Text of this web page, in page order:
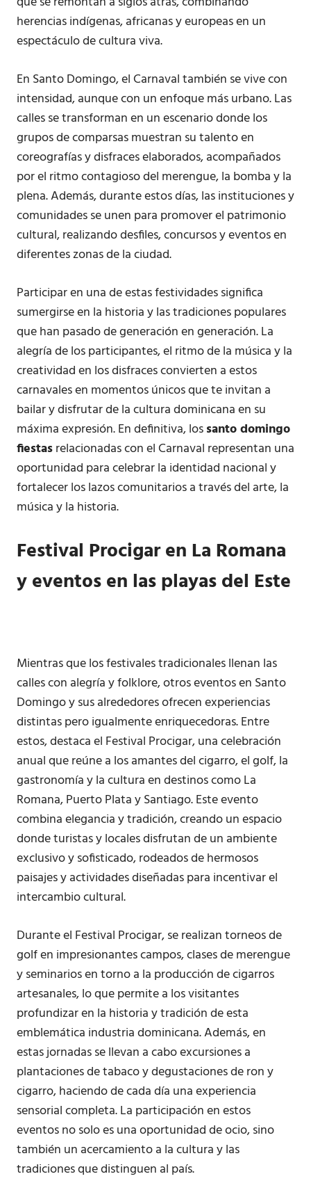
herencias indígenas, africanas y europeas en un
espectáculo de cultura viva.
En Santo Domingo, el Carnaval también se vive con
intensidad, aunque con un enfoque más urbano. Las
calles se transforman en un escenario donde los
grupos de comparsas muestran su talento en
coreografías y disfraces elaborados, acompañados
por el ritmo contagioso del merengue, la bomba y la
plena. Además, durante estos días, las instituciones y
comunidades se unen para promover el patrimonio
cultural, realizando desfiles, concursos y eventos en
diferentes zonas de la ciudad.
Participar en una de estas festividades significa
sumergirse en la historia y las tradiciones populares
que han pasado de generación en generación. La
alegría de los participantes, el ritmo de la música y la
creatividad en los disfraces convierten a estos
carnavales en momentos únicos que te invitan a
bailar y disfrutar de la cultura dominicana en su
máxima expresión. En definitiva, lossanto domingo
fiestasrelacionadas con el Carnaval representan una
oportunidad para celebrar la identidad nacional y
fortalecer los lazos comunitarios a través del arte, la
música y la historia.
Festival Procigar en La Romana
y eventos en las playas del Este
Mientras que los festivales tradicionales llenan las
calles con alegría y folklore, otros eventos en Santo
Domingo y sus alrededores ofrecen experiencias
distintas pero igualmente enriquecedoras. Entre
estos, destaca el Festival Procigar, una celebración
anual que reúne a los amantes del cigarro, el golf, la
gastronomía y la cultura en destinos como La
Romana, Puerto Plata y Santiago. Este evento
combina elegancia y tradición, creando un espacio
donde turistas y locales disfrutan de un ambiente
exclusivo y sofisticado, rodeados de hermosos
paisajes y actividades diseñadas para incentivar el
intercambio cultural.
Durante el Festival Procigar, se realizan torneos de
golf en impresionantes campos, clases de merengue
y seminarios en torno a la producción de cigarros
artesanales, lo que permite a los visitantes
profundizar en la historia y tradición de esta
emblemática industria dominicana. Además, en
estas jornadas se llevan a cabo excursiones a
plantaciones de tabaco y degustaciones de ron y
cigarro, haciendo de cada día una experiencia
sensorial completa. La participación en estos
eventos no solo es una oportunidad de ocio, sino
también un acercamiento a la cultura y las
tradiciones que distinguen al país.